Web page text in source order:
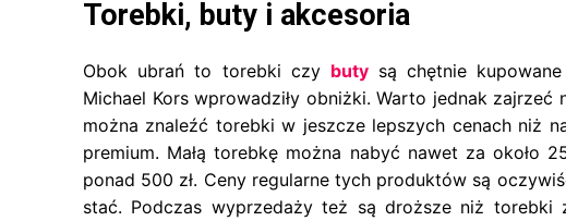
Torebki, buty i akcesoria
Obok ubrań to torebki czy butysą chętnie
Michael Kors wprowadziły obniżki. Warto jednak
można znaleźć torebki w jeszcze lepszych cenach niż
premium. Małą torebkę można nabyć nawet za około
ponad 500 zł. Ceny regularne tych produktów są
stać. Podczas wyprzedaży też są droższe niż